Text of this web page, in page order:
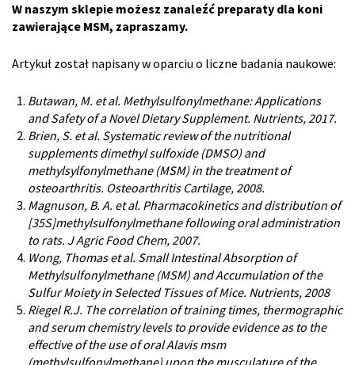
W naszym sklepie możesz zanaleźć preparaty dla koni
zawierające MSM, zapraszamy.
Artykuł został napisany w oparciu o liczne badania naukowe:
Butawan, M. et al. Methylsulfonylmethane: Applications
and Safety of a Novel Dietary Supplement. Nutrients, 2017.
Brien, S. et al. Systematic review of the nutritional
supplements dimethyl sulfoxide (DMSO) and
methylsylfonylmethane (MSM) in the treatment of
osteoarthritis. Osteoarthritis Cartilage, 2008.
Magnuson, B. A. et al. Pharmacokinetics and distribution of
[35S]methylsulfonylmethane following oral administration
to rats. J Agric Food Chem, 2007.
Wong, Thomas et al. Small Intestinal Absorption of
Methylsulfonylmethane (MSM) and Accumulation of the
Sulfur Moiety in Selected Tissues of Mice. Nutrients, 2008
Riegel R.J. The correlation of training times, thermographic
and serum chemistry levels to provide evidence as to the
effective of the use of oral Alavis msm
(methylsulfonylmethane) upon the musculature of the